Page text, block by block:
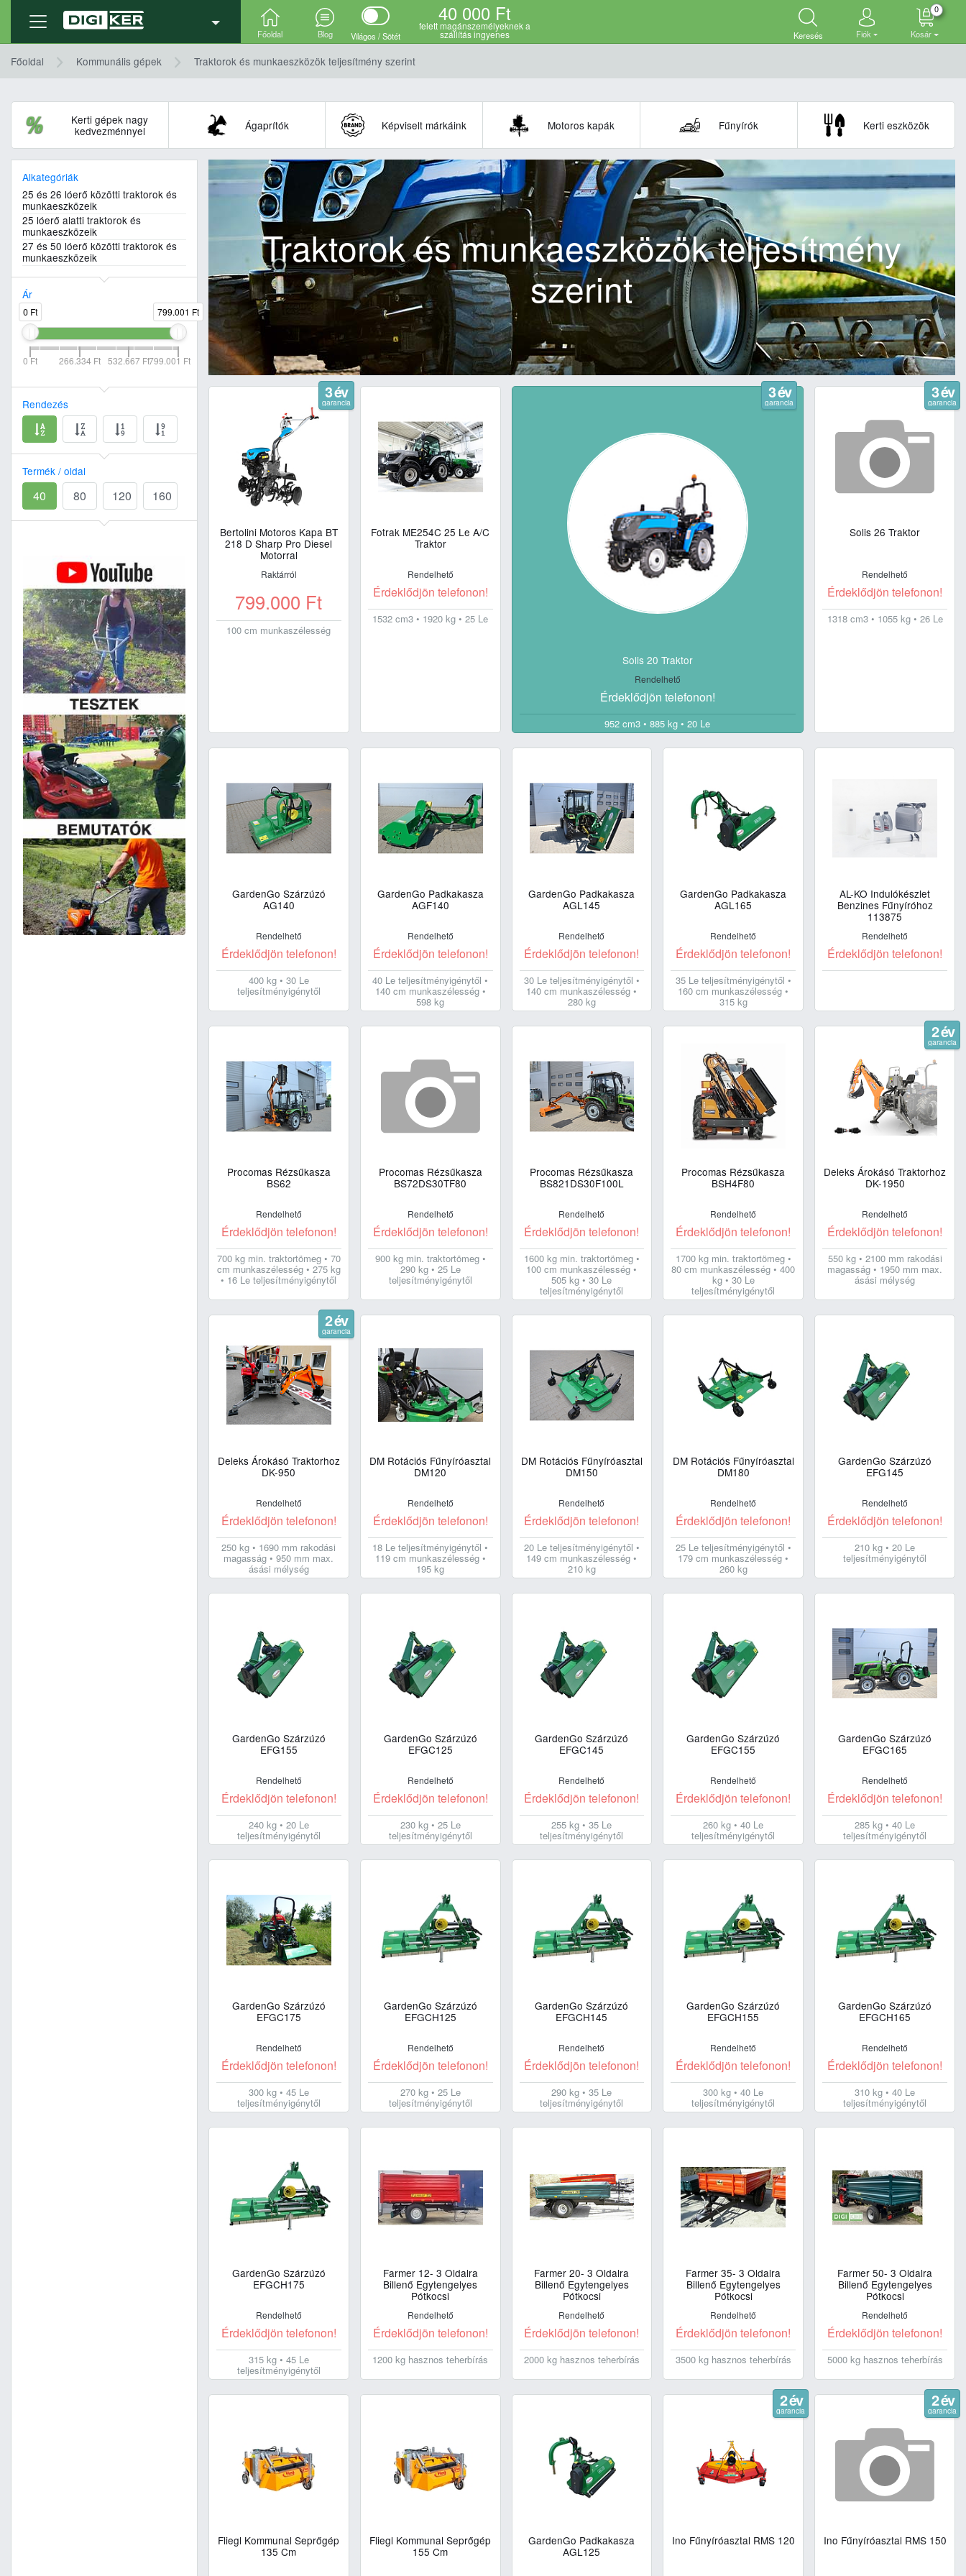
Főoldal Blog Világos / Sötét
40 000 Ft
felett magánszemélyeknek a
szállítás ingyenes Keresés Fiók Kosár
0
Főoldal Kommunális gépek Traktorok és munkaeszközök teljesítmény szerint
Kerti gépek nagy
kedvezménnyel
Ágaprítók Képviselt márkáink Motoros kapák Fűnyírók Kerti eszközök
Alkategóriák
25 és 26 lóerő közötti traktorok és
munkaeszközeik
25 lóerő alatti traktorok és
munkaeszközeik
27 és 50 lóerő közötti traktorok és
munkaeszközeik
Ár
0 Ft 799.001 Ft
0 Ft 266.334 Ft 532.667 Ft799.001 Ft
Rendezés
Termék / oldal
40 80 120 160
Traktorok és munkaeszközök teljesítmény
szerint
3 év
garancia
Bertolini Motoros Kapa BT
218 D Sharp Pro Diesel
Motorral
Raktárról
799.000 Ft
100 cm munkaszélesség
Fotrak ME254C 25 Le A/C
Traktor
Rendelhető
Érdeklődjön telefonon!
1532 cm3 • 1920 kg • 25 Le
3 év
garancia
Solis 20 Traktor
Rendelhető
Érdeklődjön telefonon!
952 cm3 • 885 kg • 20 Le
3 év
garancia
Solis 26 Traktor
Rendelhető
Érdeklődjön telefonon!
1318 cm3 • 1055 kg • 26 Le
GardenGo Szárzúzó
AG140
Rendelhető
Érdeklődjön telefonon!
400 kg • 30 Le
teljesítményigénytől
GardenGo Padkakasza
AGF140
Rendelhető
Érdeklődjön telefonon!
40 Le teljesítményigénytől •
140 cm munkaszélesség •
598 kg
GardenGo Padkakasza
AGL145
Rendelhető
Érdeklődjön telefonon!
30 Le teljesítményigénytől •
140 cm munkaszélesség •
280 kg
GardenGo Padkakasza
AGL165
Rendelhető
Érdeklődjön telefonon!
35 Le teljesítményigénytől •
160 cm munkaszélesség •
315 kg
AL-KO Indulókészlet
Benzines Fűnyíróhoz
113875
Rendelhető
Érdeklődjön telefonon!
Procomas Rézsűkasza
BS62
Rendelhető
Érdeklődjön telefonon!
700 kg min. traktortömeg • 70
cm munkaszélesség • 275 kg
• 16 Le teljesítményigénytől
Procomas Rézsűkasza
BS72DS30TF80
Rendelhető
Érdeklődjön telefonon!
900 kg min. traktortömeg •
290 kg • 25 Le
teljesítményigénytől
Procomas Rézsűkasza
BS821DS30F100L
Rendelhető
Érdeklődjön telefonon!
1600 kg min. traktortömeg •
100 cm munkaszélesség •
505 kg • 30 Le
teljesítményigénytől
Procomas Rézsűkasza
BSH4F80
Rendelhető
Érdeklődjön telefonon!
1700 kg min. traktortömeg •
80 cm munkaszélesség • 400
kg • 30 Le
teljesítményigénytől
2 év
garancia
Deleks Árokásó Traktorhoz
DK-1950
Rendelhető
Érdeklődjön telefonon!
550 kg • 2100 mm rakodási
magasság • 1950 mm max.
ásási mélység
2 év
garancia
Deleks Árokásó Traktorhoz
DK-950
Rendelhető
Érdeklődjön telefonon!
250 kg • 1690 mm rakodási
magasság • 950 mm max.
ásási mélység
DM Rotációs Fűnyíróasztal
DM120
Rendelhető
Érdeklődjön telefonon!
18 Le teljesítményigénytől •
119 cm munkaszélesség •
195 kg
DM Rotációs Fűnyíróasztal
DM150
Rendelhető
Érdeklődjön telefonon!
20 Le teljesítményigénytől •
149 cm munkaszélesség •
210 kg
DM Rotációs Fűnyíróasztal
DM180
Rendelhető
Érdeklődjön telefonon!
25 Le teljesítményigénytől •
179 cm munkaszélesség •
260 kg
GardenGo Szárzúzó
EFG145
Rendelhető
Érdeklődjön telefonon!
210 kg • 20 Le
teljesítményigénytől
GardenGo Szárzúzó
EFG155
Rendelhető
Érdeklődjön telefonon!
240 kg • 20 Le
teljesítményigénytől
GardenGo Szárzúzó
EFGC125
Rendelhető
Érdeklődjön telefonon!
230 kg • 25 Le
teljesítményigénytől
GardenGo Szárzúzó
EFGC145
Rendelhető
Érdeklődjön telefonon!
255 kg • 35 Le
teljesítményigénytől
GardenGo Szárzúzó
EFGC155
Rendelhető
Érdeklődjön telefonon!
260 kg • 40 Le
teljesítményigénytől
GardenGo Szárzúzó
EFGC165
Rendelhető
Érdeklődjön telefonon!
285 kg • 40 Le
teljesítményigénytől
GardenGo Szárzúzó
EFGC175
Rendelhető
Érdeklődjön telefonon!
300 kg • 45 Le
teljesítményigénytől
GardenGo Szárzúzó
EFGCH125
Rendelhető
Érdeklődjön telefonon!
270 kg • 25 Le
teljesítményigénytől
GardenGo Szárzúzó
EFGCH145
Rendelhető
Érdeklődjön telefonon!
290 kg • 35 Le
teljesítményigénytől
GardenGo Szárzúzó
EFGCH155
Rendelhető
Érdeklődjön telefonon!
300 kg • 40 Le
teljesítményigénytől
GardenGo Szárzúzó
EFGCH165
Rendelhető
Érdeklődjön telefonon!
310 kg • 40 Le
teljesítményigénytől
GardenGo Szárzúzó
EFGCH175
Rendelhető
Érdeklődjön telefonon!
315 kg • 45 Le
teljesítményigénytől
Farmer 12- 3 Oldalra
Billenő Egytengelyes
Pótkocsi
Rendelhető
Érdeklődjön telefonon!
1200 kg hasznos teherbírás
Farmer 20- 3 Oldalra
Billenő Egytengelyes
Pótkocsi
Rendelhető
Érdeklődjön telefonon!
2000 kg hasznos teherbírás
Farmer 35- 3 Oldalra
Billenő Egytengelyes
Pótkocsi
Rendelhető
Érdeklődjön telefonon!
3500 kg hasznos teherbírás
Farmer 50- 3 Oldalra
Billenő Egytengelyes
Pótkocsi
Rendelhető
Érdeklődjön telefonon!
5000 kg hasznos teherbírás
Fliegl Kommunal Seprőgép
135 Cm
Fliegl Kommunal Seprőgép
155 Cm
GardenGo Padkakasza
AGL125
2 év
garancia
Ino Fűnyíróasztal RMS 120
2 év
garancia
Ino Fűnyíróasztal RMS 150